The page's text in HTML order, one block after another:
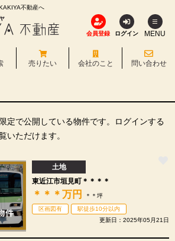
不動産へ
会員登録 ログイン MENU
売りたい 会社のこと 問い合わせ
定で公開している物件です。ログインする
いただけます。
土地
東近江市垣見町＊＊＊＊
＊＊＊万円
＊＊坪
区画図有
駅徒歩10分以内
更新日：2025年05月21日